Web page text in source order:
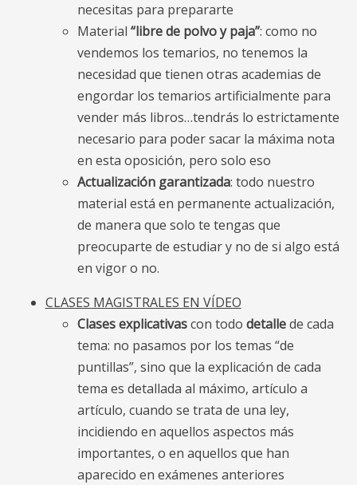
necesitas para prepararte
Material “libre de polvo y paja”: como no
vendemos los temarios, no tenemos la
necesidad que tienen otras academias de
engordar los temarios artificialmente para
vender más libros…tendrás lo estrictamente
necesario para poder sacar la máxima nota
en esta oposición, pero solo eso
Actualización garantizada: todo nuestro
material está en permanente actualización,
de manera que solo te tengas que
preocuparte de estudiar y no de si algo está
en vigor o no.
CLASES MAGISTRALES EN VÍDEO
Clases explicativascon todo detallede cada
tema: no pasamos por los temas “de
puntillas”, sino que la explicación de cada
tema es detallada al máximo, artículo a
artículo, cuando se trata de una ley,
incidiendo en aquellos aspectos más
importantes, o en aquellos que han
aparecido en exámenes anteriores